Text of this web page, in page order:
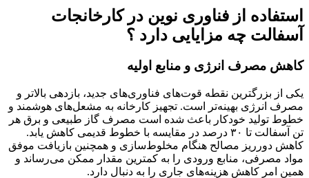
استفاده از فناوری نوین در کارخانجات
آسفالت چه مزایایی دارد ؟
کاهش مصرف انرژی و منابع اولیه
یکی از بزرگترین نقطه قوت‌های فناوری‌های جدید، بازدهی بالاتر و
مصرف انرژی بهینه‌تر است. تجهیز کارخانه به مشعل‌های هوشمند و
خطوط تولید خودکار باعث شده است مصرف گاز طبیعی و برق هر
تن آسفالت تا ۳۰ درصد در مقایسه با خطوط قدیمی کاهش یابد.
کاهش دورریز مصالح هنگام مخلوط‌سازی و همچنین بازیافت موفق
مواد مصرفی، منابع ورودی را به کمترین مقدار ممکن می‌رساند و
همین امر کاهش هزینه‌های جاری را به دنبال دارد.